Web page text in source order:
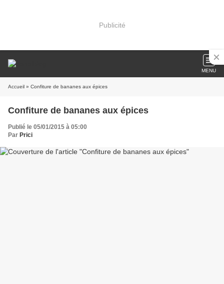
Publicité
MENU
Accueil » Confiture de bananes aux épices
Confiture de bananes aux épices
Publié le 05/01/2015 à 05:00
Par Prici